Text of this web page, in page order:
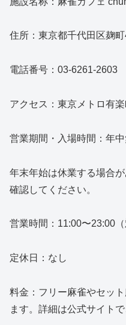
住所：東京都千代田区麹
電話番号：03-6261-2603
アクセス：東京メトロ有
営業期間・入場時間：年
年末年始は休業する場合
確認してください。
営業時間：11:00〜23:00
定休日：なし
料金：フリー麻雀やセッ
ます。詳細は公式サイトで